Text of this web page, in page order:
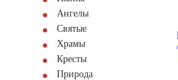
Ангелы
Святые
Храмы
Кресты
Природа